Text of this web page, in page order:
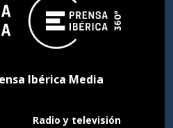
Ibérica Media
Radio y televisión